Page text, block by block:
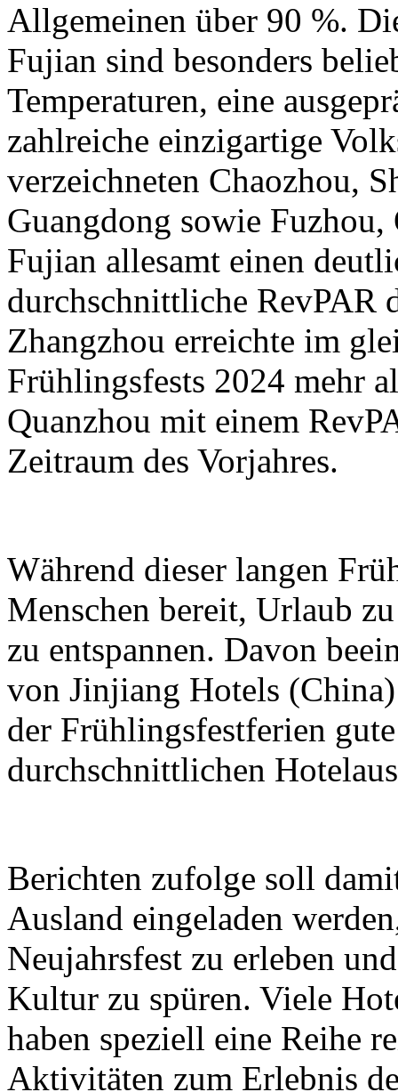
Allgemeinen über 90 %.
Fujian sind besonders
Temperaturen, eine
zahlreiche einzigartige
verzeichneten Chaozhou,
Guangdong sowie
Fujian allesamt einen
durchschnittliche RevPAR
Zhangzhou erreichte im
Frühlingsfests 2024 mehr
Quanzhou mit einem
Zeitraum des Vorjahres.
Während dieser langen
Menschen bereit, Urlaub
zu entspannen. Davon
von Jinjiang Hotels
der Frühlingsfestferien
durchschnittlichen
Berichten zufolge soll
Ausland eingeladen
Neujahrsfest zu erleben
Kultur zu spüren. Viele
haben speziell eine Reihe
Aktivitäten zum Erlebnis